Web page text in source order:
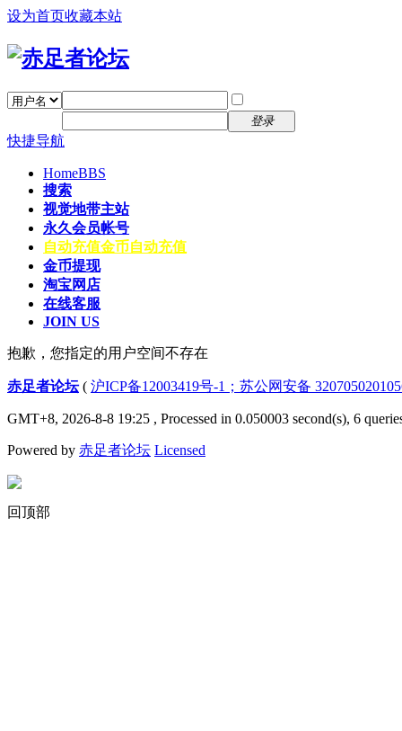
设为首页收藏本站
登录
快捷导航
HomeBBS
搜索
视觉地带主站
永久会员帐号
自动充值金币自动充值
金币提现
淘宝网店
在线客服
JOIN US
抱歉，您指定的用户空间不存在
赤足者论坛( 沪ICP备12003419号-1；苏公网安备
GMT+8, 2026-8-8 19:25 , Processed in 0.050003 second(s), 6
Powered by 赤足者论坛 Licensed
回顶部